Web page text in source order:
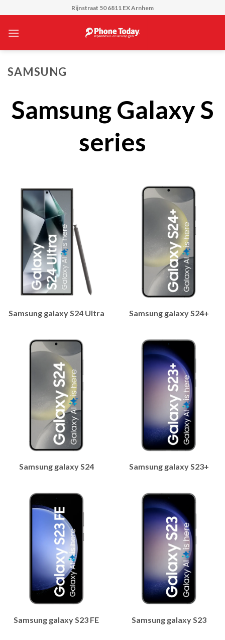
content
Rijnstraat 50 6811 EX Arnhem
SAMSUNG
Samsung Galaxy S
series
Samsung galaxy S24 Ultra Samsung galaxy S24+
Samsung galaxy S24 Samsung galaxy S23+
Samsung galaxy S23 FE Samsung galaxy S23